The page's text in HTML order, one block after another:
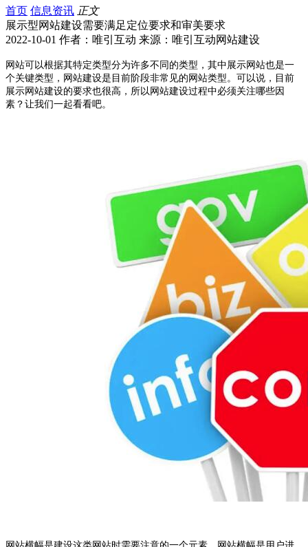
首页 信息资讯 正文
展示型网站建设需要满足定位要求和审美要求
2022-10-01 作者：唯引互动 来源：唯引互动网站建设
网站可以根据其特定类型分为许多不同的类型，其中展示网站也是一
个关键类型，网站建设是目前阶段非常见的网站类型。可以说，目前
展示网站建设的要求也很高，所以网站建设过程中必须关注哪些因
素？让我们一起看看吧。